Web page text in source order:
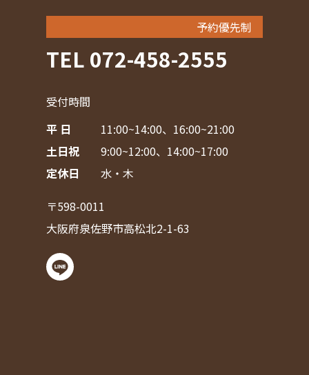
予約優先制
TEL 072-458-2555
受付時間
平 日
11:00~14:00、16:00~21:00
土日祝
9:00~12:00、14:00~17:00
定休日
水・木
〒598-0011
大阪府泉佐野市高松北2-1-63